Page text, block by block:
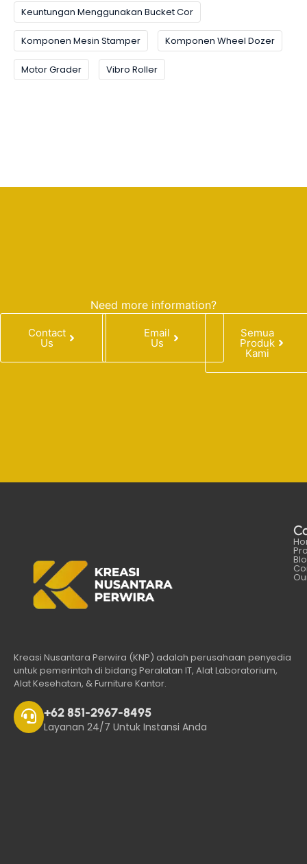
Keuntungan Menggunakan Bucket Cor
Komponen Mesin Stamper Komponen Wheel Dozer
Motor Grader Vibro Roller
Need more information?
Contact
Us
Email
Us
Semua
Produk
Kami
Kreasi Nusantara Perwira (KNP) adalah perusahaan penyedia
untuk pemerintah di bidang Peralatan IT, Alat Laboratorium,
Alat Kesehatan, & Furniture Kantor.
+62 851-2967-8495
Layanan 24/7 Untuk Instansi Anda